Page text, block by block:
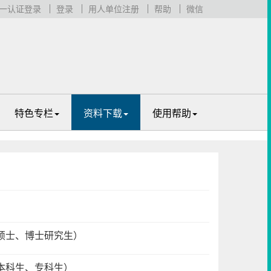
认证登录 登录 用人单位注册 帮助 微信
特色专栏 资料下载 使用帮助
、博士研究生）
生、专科生）